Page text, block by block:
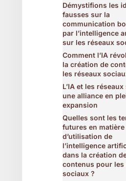
Démystifions les
fausses sur la
communication
par l’intelligence
sur les réseaux
Comment l’IA
la création de
les réseaux
L’IA et les
une alliance en
expansion
Quelles sont les
futures en matière
d’utilisation de
l’intelligence
dans la création
contenus pour les
sociaux ?